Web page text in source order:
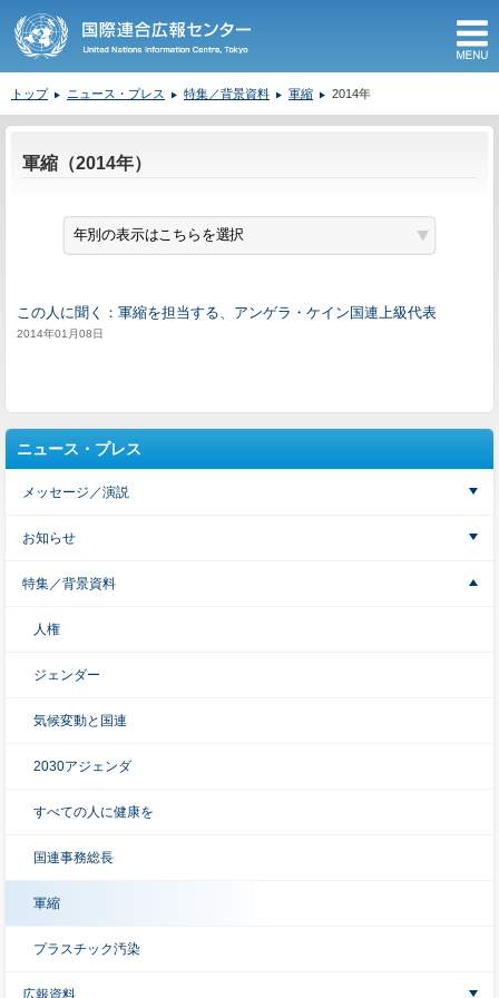
トップ ニュース・プレス 特集／背景資料 軍縮 2014年
軍縮（2014年）
この人に聞く：軍縮を担当する、アンゲラ・ケイン国連上級代表
2014年01月08日
ニュース・プレス
メッセージ／演説
お知らせ
特集／背景資料
人権
ジェンダー
気候変動と国連
2030アジェンダ
すべての人に健康を
国連事務総長
軍縮
プラスチック汚染
広報資料